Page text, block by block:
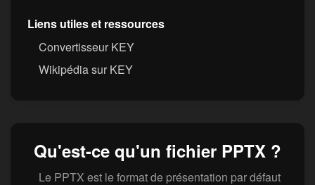
Liens utiles et ressources
Convertisseur KEY
Wikipédia sur KEY
Qu'est-ce qu'un fichier PPTX ?
Le PPTX est le format de présentation par défaut